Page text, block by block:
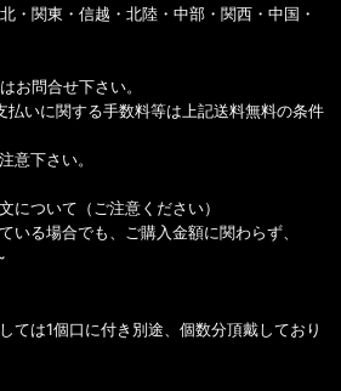
関東・信越・北陸・中部・関西・中国・
お問合せ下さい。
いに関する手数料等は上記送料無料の条件
意下さい。
ついて（ご注意ください）
る場合でも、ご購入金額に関わらず、
ては1個口に付き別途、個数分頂戴しており